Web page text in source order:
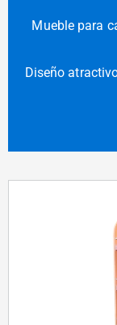
Mueble para
Diseño